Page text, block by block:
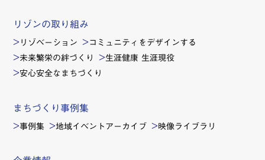
リゾンの取り組み
リゾベーション コミュニティをデザインする
未来繁栄の絆づくり 生涯健康 生涯現役
安心安全なまちづくり
まちづくり事例集
事例集 地域イベントアーカイブ 映像ライブラリ